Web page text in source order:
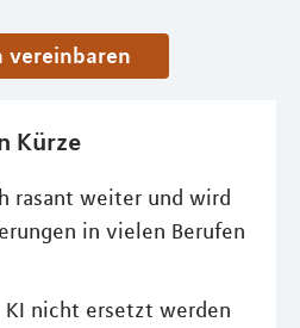
vereinbaren
Kürze
rasant weiter und wird
in vielen Berufen
KI nicht ersetzt werden